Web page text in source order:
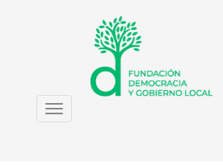
Navegación
Toggle